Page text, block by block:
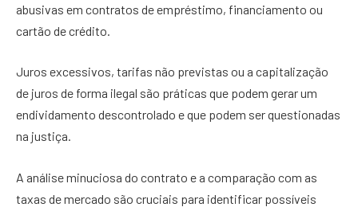
abusivas em contratos de empréstimo, financiamento ou
cartão de crédito.
Juros excessivos, tarifas não previstas ou a capitalização
de juros de forma ilegal são práticas que podem gerar um
endividamento descontrolado e que podem ser questionadas
na justiça.
A análise minuciosa do contrato e a comparação com as
taxas de mercado são cruciais para identificar possíveis